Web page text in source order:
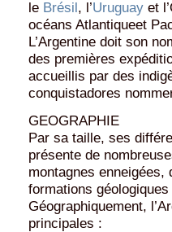
le Brésil, l’Uruguay et
océans Atlantiqueet
L’Argentine doit son
des premières
accueillis par des
conquistadores
GEOGRAPHIE
Par sa taille, ses
présente de
montagnes
formations
Géographiquement,
principales :